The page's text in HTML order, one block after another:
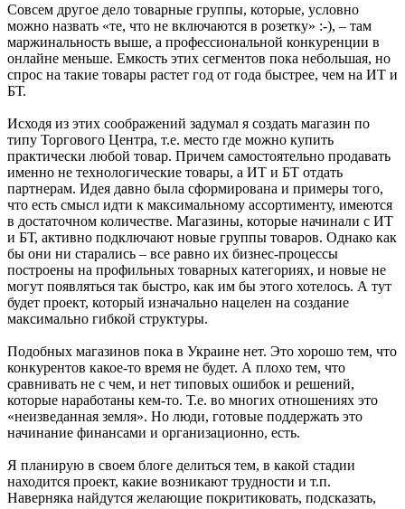
Совсем другое дело товарные группы, которые, условно
можно назвать «те, что не включаются в розетку» :-), – там
маржинальность выше, а профессиональной конкуренции в
онлайне меньше. Емкость этих сегментов пока небольшая, но
спрос на такие товары растет год от года быстрее, чем на ИТ и
БТ.
Исходя из этих соображений задумал я создать магазин по
типу Торгового Центра, т.е. место где можно купить
практически любой товар. Причем самостоятельно продавать
именно не технологические товары, а ИТ и БТ отдать
партнерам. Идея давно была сформирована и примеры того,
что есть смысл идти к максимальному ассортименту, имеются
в достаточном количестве. Магазины, которые начинали с ИТ
и БТ, активно подключают новые группы товаров. Однако как
бы они ни старались – все равно их бизнес-процессы
построены на профильных товарных категориях, и новые не
могут появляться так быстро, как им бы этого хотелось. А тут
будет проект, который изначально нацелен на создание
максимально гибкой структуры.
Подобных магазинов пока в Украине нет. Это хорошо тем, что
конкурентов какое-то время не будет. А плохо тем, что
сравнивать не с чем, и нет типовых ошибок и решений,
которые наработаны кем-то. Т.е. во многих отношениях это
«неизведанная земля». Но люди, готовые поддержать это
начинание финансами и организационно, есть.
Я планирую в своем блоге делиться тем, в какой стадии
находится проект, какие возникают трудности и т.п.
Наверняка найдутся желающие покритиковать, подсказать,